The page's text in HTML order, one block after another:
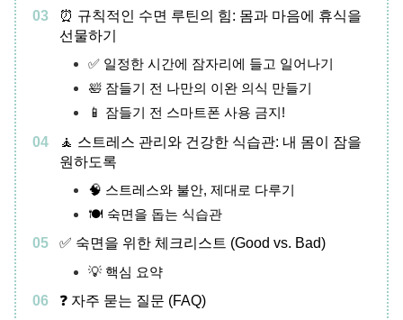
⏰ 규칙적인 수면 루틴의 힘: 몸과 마음에 휴식을
선물하기
✅ 일정한 시간에 잠자리에 들고 일어나기
🛀 잠들기 전 나만의 이완 의식 만들기
📱 잠들기 전 스마트폰 사용 금지!
🧘 스트레스 관리와 건강한 식습관: 내 몸이 잠을
원하도록
🧠 스트레스와 불안, 제대로 다루기
🍽️ 숙면을 돕는 식습관
✅ 숙면을 위한 체크리스트 (Good vs. Bad)
💡 핵심 요약
❓ 자주 묻는 질문 (FAQ)